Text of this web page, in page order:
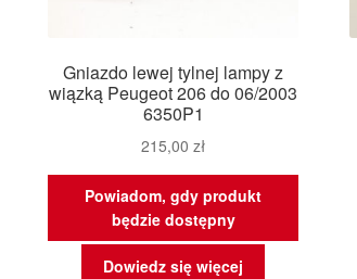
Gniazdo lewej tylnej lampy z
wiązką Peugeot 206 do 06/2003
6350P1
215,00zł
Powiadom, gdy produkt
będzie dostępny
Dowiedz się więcej